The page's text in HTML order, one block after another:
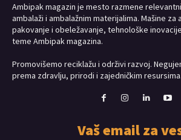
Ambipak magazin je mesto razmene
ambalaži i ambalažnim materijalima. Mašine za
pakovanje i obeležavanje, tehnološke
teme Ambipak magazina.
Promovišemo reciklažu i održivi razvoj.
prema zdravlju, prirodi i zajedničkim resursima.
Vaš email za